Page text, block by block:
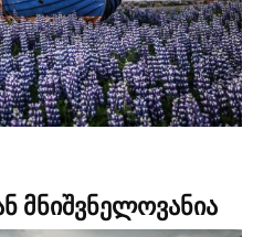
მნიშვნელოვანია